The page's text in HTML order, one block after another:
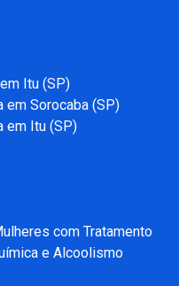
Itu (SP)
em Sorocaba (SP)
em Itu (SP)
com Tratamento
e Alcoolismo